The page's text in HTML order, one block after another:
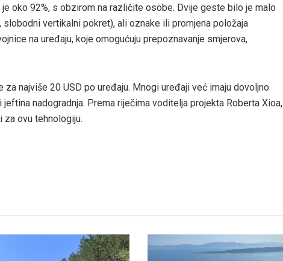
oko 92%, s obzirom na različite osobe. Dvije geste bilo je malo
vertikalni pokret), ali oznake ili promjena položaja
na uređaju, koje omogućuju prepoznavanje smjerova,
najviše 20 USD po uređaju. Mnogi uređaji već imaju dovoljno
nadogradnja. Prema riječima voditelja projekta Roberta Xioa,
ovu tehnologiju.